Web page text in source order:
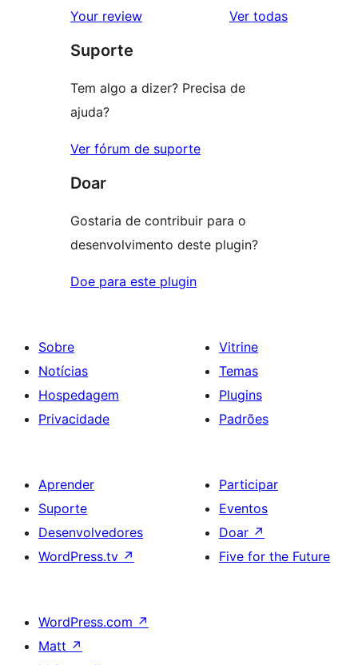
2
com
1
Your review Ver todasavaliações
Suporte
Tem algo a dizer? Precisa de
ajuda?
Ver fórum de suporte
Doar
Gostaria de contribuir para o
desenvolvimento deste plugin?
Doe para este plugin
Sobre
Notícias
Hospedagem
Privacidade
Vitrine
Temas
Plugins
Padrões
Aprender
Suporte
Desenvolvedores
WordPress.tv ↗
Participar
Eventos
Doar ↗
Five for the Future
WordPress.com ↗
Matt ↗